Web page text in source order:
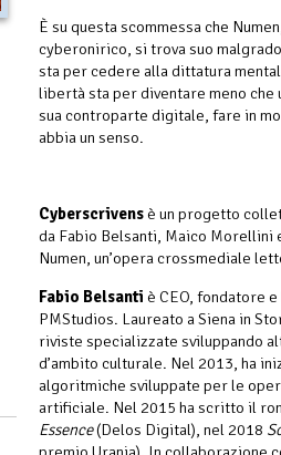
È su questa scommessa che
cyberonirico, si trova suo
sta per cedere alla dittatura
libertà sta per diventare meno che
sua controparte digitale, fare in
abbia un senso.
Cyberscrivensè un progetto
da Fabio Belsanti, Maico Morellini
Numen, un’opera crossmediale
Fabio Belsanti è CEO, fondatore
PMStudios. Laureato a Siena in
riviste specializzate sviluppando
d’ambito culturale. Nel 2013, ha
algoritmiche sviluppate per le
artificiale. Nel 2015 ha scritto il
Essence(Delos Digital), nel 2018